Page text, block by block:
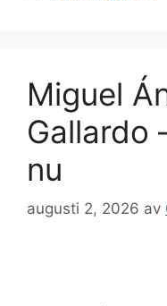
Miguel
Gallardo
nu
augusti 2, 2026 av